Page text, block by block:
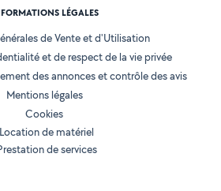
LÉGALES
de Vente et d'Utilisation
et de respect de la vie privée
des annonces et contrôle des avis
Mentions légales
Cookies
Location de matériel
de services